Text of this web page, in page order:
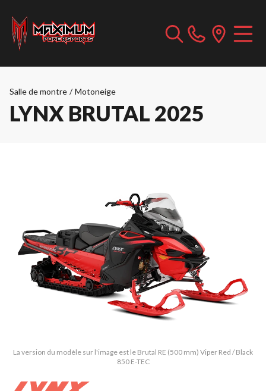
Salle de montre / Motoneige
LYNX BRUTAL 2025
La version du modèle sur l'image est le Brutal RE (500 mm) Viper Red / Black
850 E-TEC